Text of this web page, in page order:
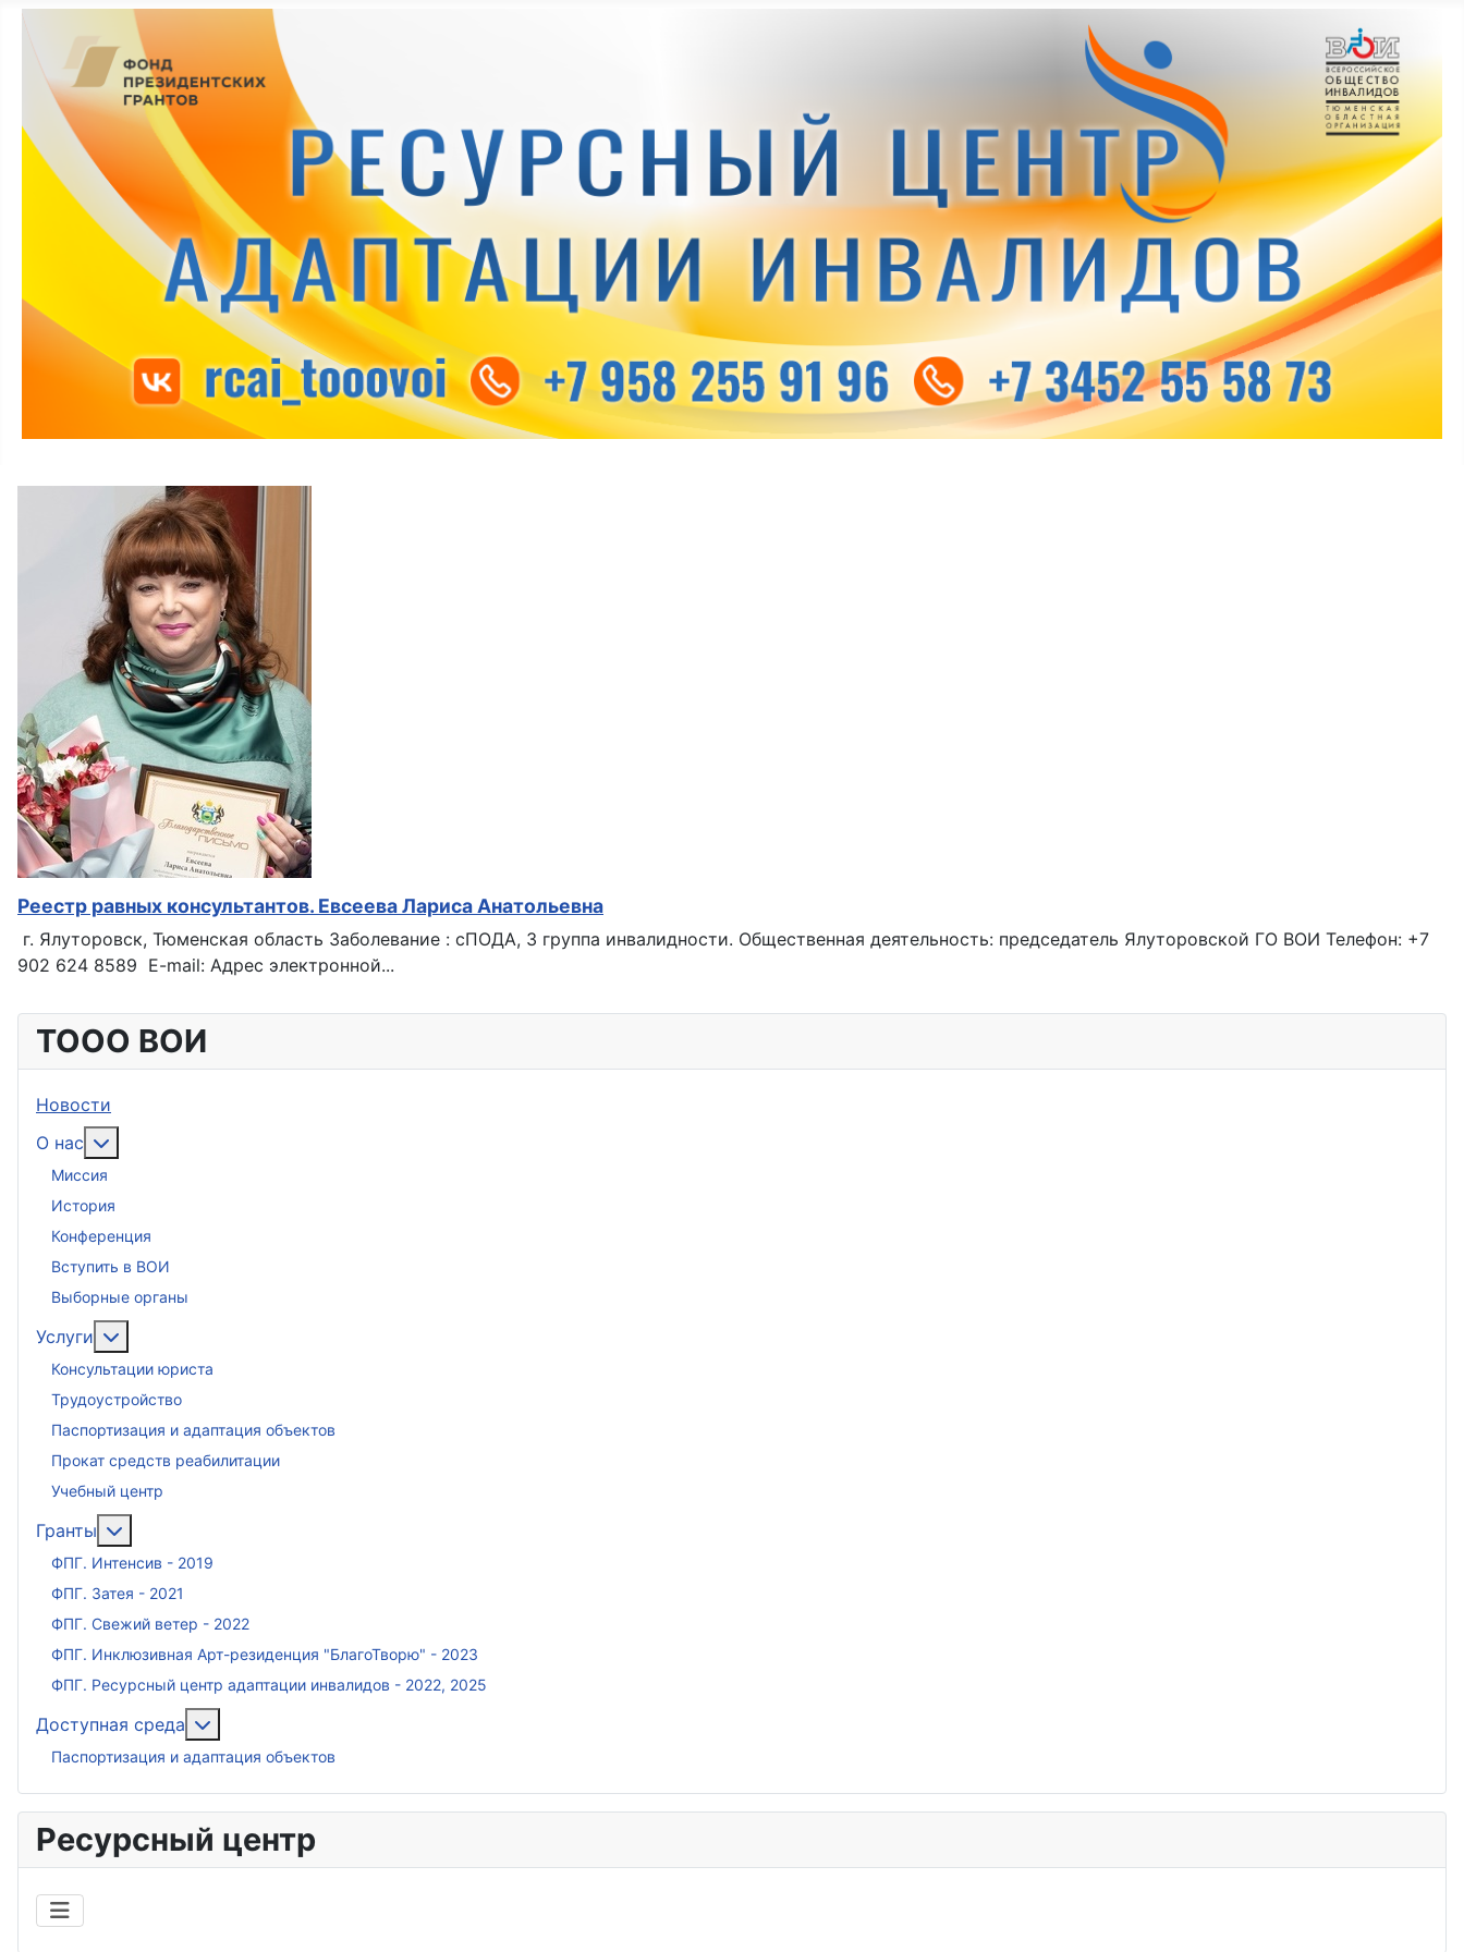
ТООО ВОИ
Новости
О нас
Миссия
История
Конференция
Вступить в ВОИ
Выборные органы
Услуги
Консультации юриста
Трудоустройство
Паспортизация и адаптация объектов
Прокат средств реабилитации
Учебный центр
Гранты
ФПГ. Интенсив - 2019
ФПГ. Затея - 2021
ФПГ. Свежий ветер - 2022
ФПГ. Инклюзивная Арт-резиденция "БлагоТворю" - 2023
ФПГ. Ресурсный центр адаптации инвалидов - 2022, 2025
Доступная среда
Паспортизация и адаптация объектов
Ресурсный центр
Реестр равных консультантов. Евсеева Лариса Анатольевна
г. Ялуторовск, Тюменская область Заболевание : сПОДА, 3 группа инвалидности. Общественная деятельность: председатель Ялуторовской ГО ВОИ Телефон: +7
902 624 8589 E-mail: Адрес электронной...